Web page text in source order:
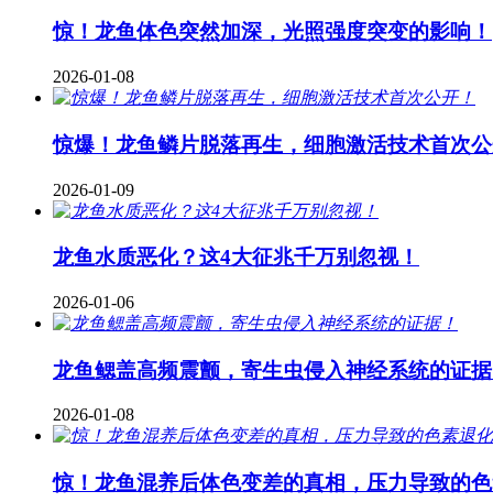
惊！龙鱼体色突然加深，光照强度突变的影响！
2026-01-08
惊爆！龙鱼鳞片脱落再生，细胞激活技术首次公
2026-01-09
龙鱼水质恶化？这4大征兆千万别忽视！
2026-01-06
龙鱼鳃盖高频震颤，寄生虫侵入神经系统的证据
2026-01-08
惊！龙鱼混养后体色变差的真相，压力导致的色